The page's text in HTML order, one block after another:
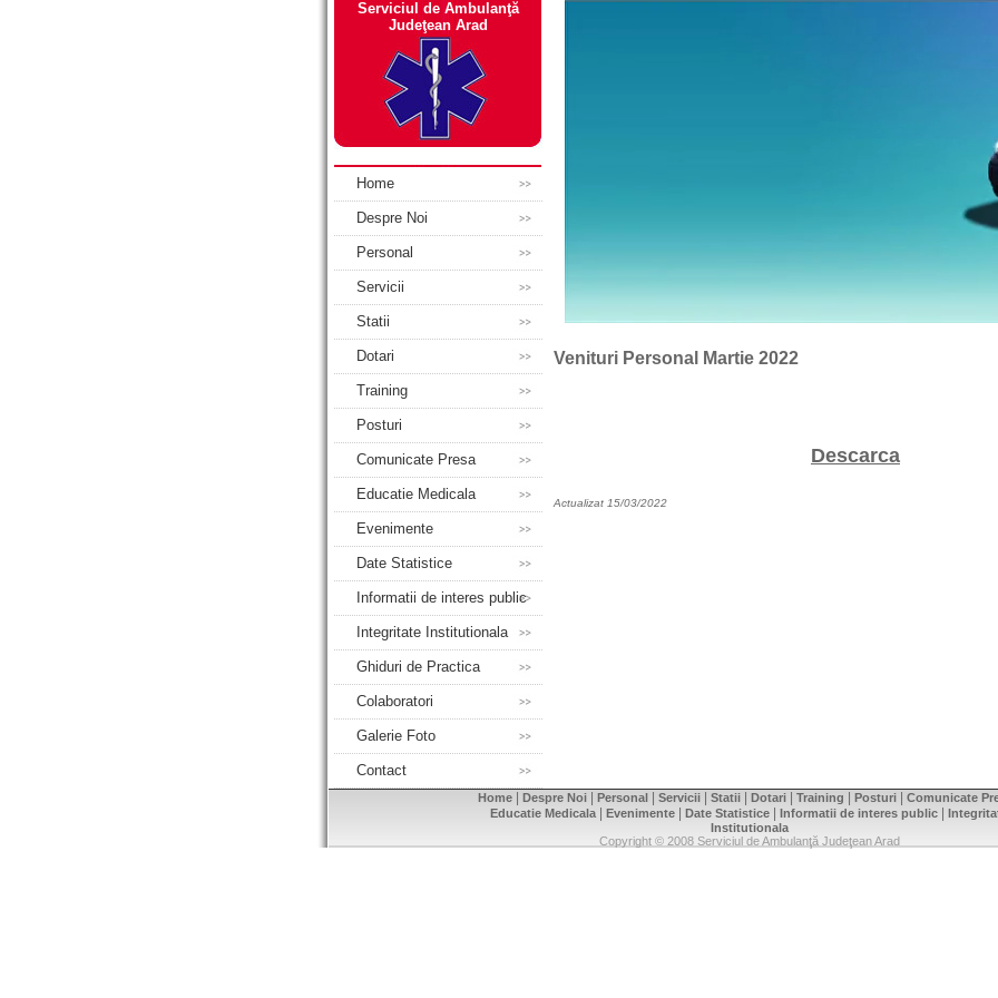
Serviciul de Ambulanţă
Judeţean Arad
Home
Despre Noi
Personal
Servicii
Statii
Dotari
Training
Posturi
Comunicate Presa
Educatie Medicala
Evenimente
Date Statistice
Informatii de interes public
Integritate Institutionala
Ghiduri de Practica
Colaboratori
Galerie Foto
Contact
Venituri Personal Martie 2022
Descarca
Actualizat 15/03/2022
Home Despre Noi Personal Servicii Statii Dotari Training Posturi Comunicate
Educatie Medicala Evenimente Date Statistice Informatii de interes public
Institutionala
Copyright © 2008 Serviciul de Ambulanţă Judeţean Arad